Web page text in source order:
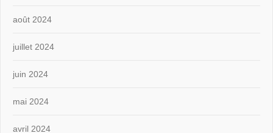
août 2024
juillet 2024
juin 2024
mai 2024
avril 2024